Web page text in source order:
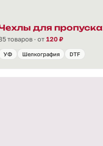
для пропуска
товаров · от 120 ₽
УФ Шелкография DTF